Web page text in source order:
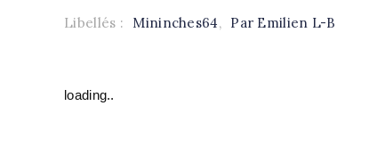
Libellés : Mininches64, Par Emilien L-B
loading..